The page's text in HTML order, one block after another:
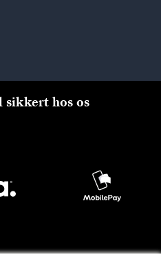
sikkert hos os